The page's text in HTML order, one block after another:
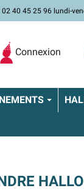
02 40 45 25 96 lundi-
Connexion